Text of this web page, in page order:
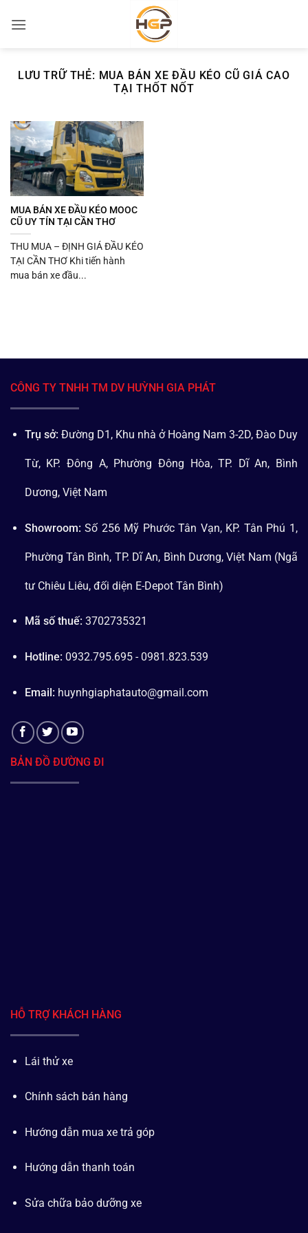
qua
LƯU TRỮ THẺ: MUA BÁN XE ĐẦU KÉO CŨ GIÁ CAO
TẠI THỐT NỐT
MUA BÁN XE ĐẦU KÉO MOOC
CŨ UY TÍN TẠI CẦN THƠ
THU MUA – ĐỊNH GIÁ ĐẦU KÉO
TẠI CẦN THƠ Khi tiến hành
mua bán xe đầu...
CÔNG TY TNHH TM DV HUỲNH GIA PHÁT
Trụ sở: Đường D1, Khu nhà ở Hoàng Nam 3-2D, Đào Duy
Từ, KP. Đông A, Phường Đông Hòa, TP. Dĩ An, Bình
Dương, Việt Nam
Showroom: Số 256 Mỹ Phước Tân Vạn, KP. Tân Phú 1,
Phường Tân Bình, TP. Dĩ An, Bình Dương, Việt Nam (Ngã
tư Chiêu Liêu, đối diện E-Depot Tân Bình)
Mã số thuế: 3702735321
Hotline: 0932.795.695 - 0981.823.539
Email: huynhgiaphatauto@gmail.com
BẢN ĐỒ ĐƯỜNG ĐI
HỖ TRỢ KHÁCH HÀNG
Lái thử xe
Chính sách bán hàng
Hướng dẫn mua xe trả góp
Hướng dẫn thanh toán
Sửa chữa bảo dưỡng xe